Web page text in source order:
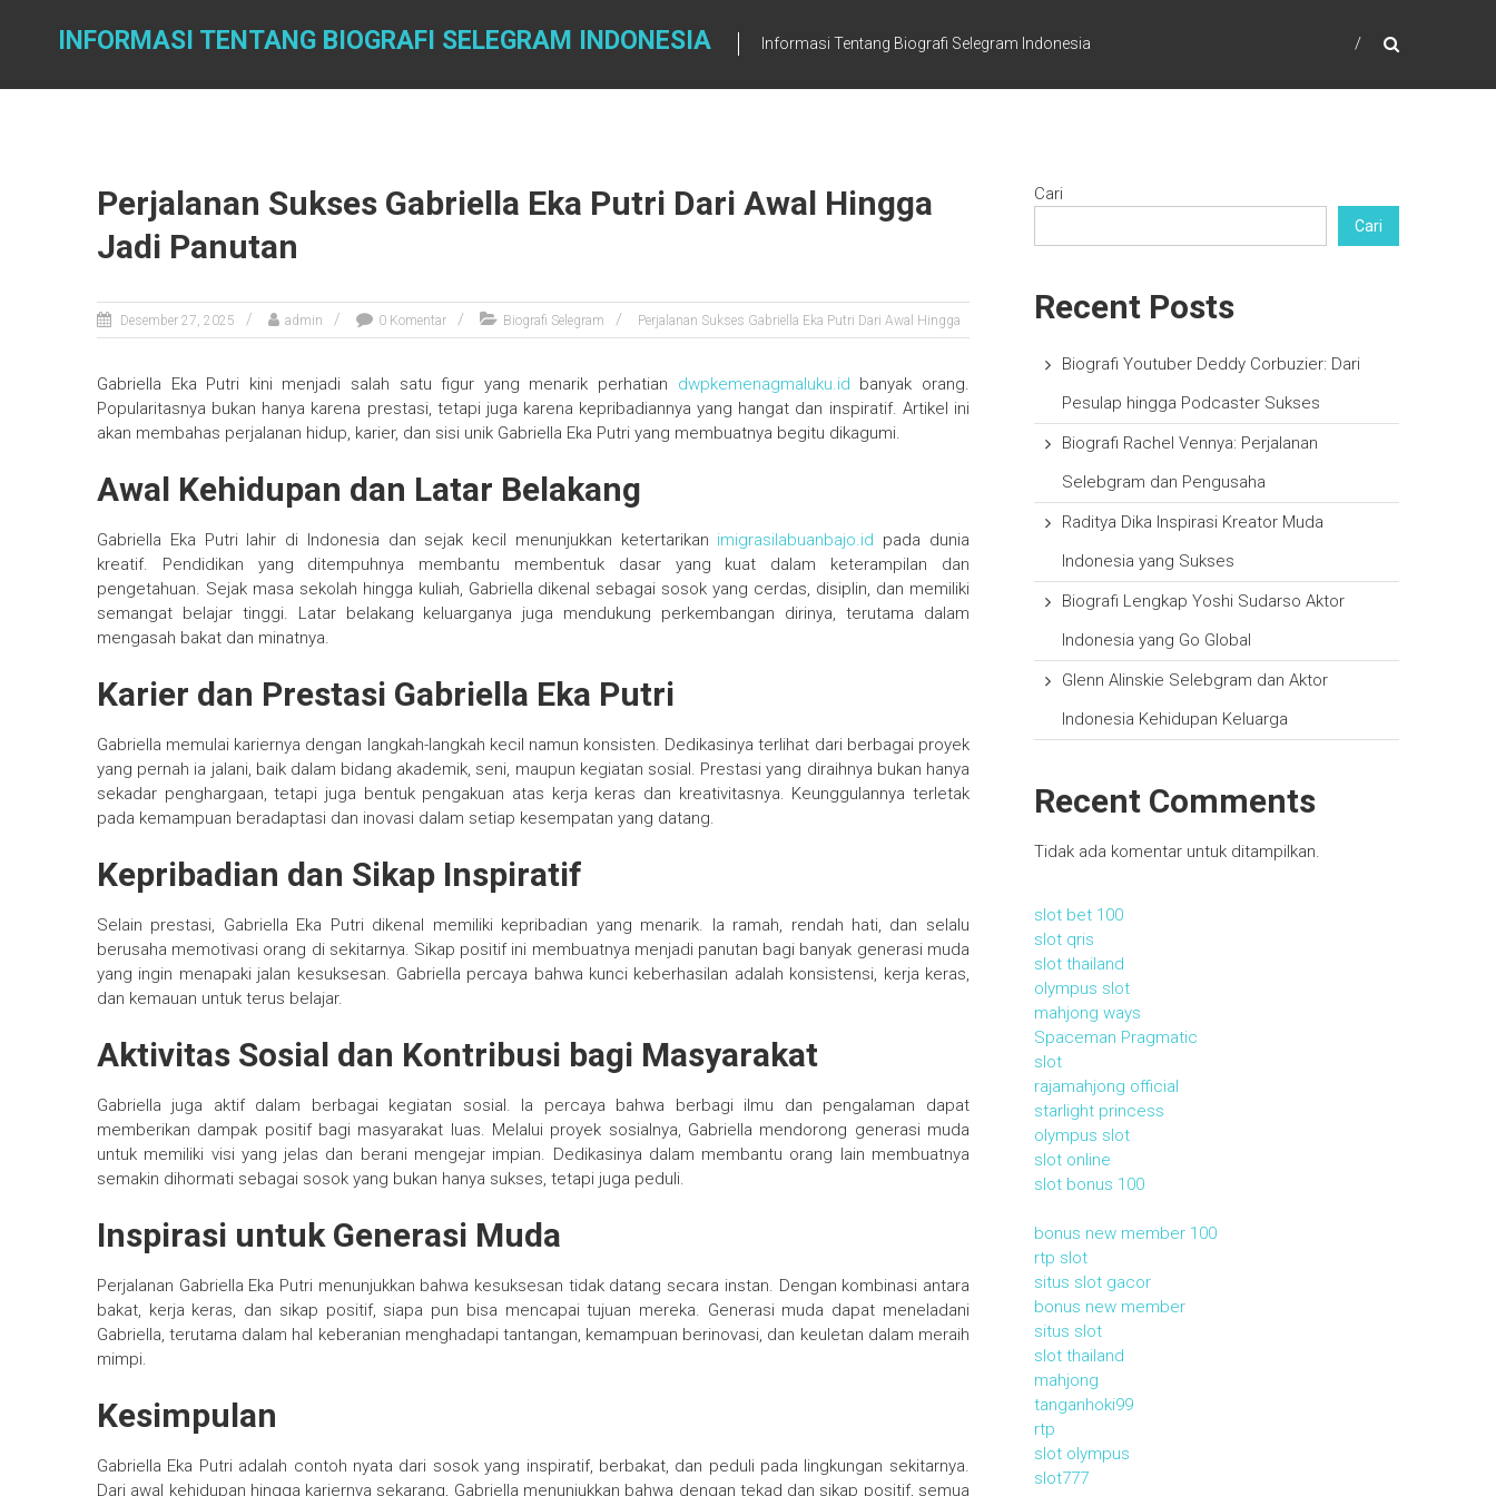
INFORMASI TENTANG BIOGRAFI SELEGRAM INDONESIA Informasi Tentang Biografi Selegram Indonesia
Perjalanan Sukses Gabriella Eka Putri Dari Awal Hingga
Jadi Panutan
Desember 27, 2025 admin 0 Komentar Biografi Selegram Perjalanan Sukses Gabriella Eka Putri Dari Awal Hingga
Gabriella Eka Putri kini menjadi salah satu figur yang menarik perhatian dwpkemenagmaluku.id banyak orang.
Popularitasnya bukan hanya karena prestasi, tetapi juga karena kepribadiannya yang hangat dan inspiratif. Artikel ini
akan membahas perjalanan hidup, karier, dan sisi unik Gabriella Eka Putri yang membuatnya begitu dikagumi.
Awal Kehidupan dan Latar Belakang
Gabriella Eka Putri lahir di Indonesia dan sejak kecil menunjukkan ketertarikan imigrasilabuanbajo.id pada dunia
kreatif. Pendidikan yang ditempuhnya membantu membentuk dasar yang kuat dalam keterampilan dan
pengetahuan. Sejak masa sekolah hingga kuliah, Gabriella dikenal sebagai sosok yang cerdas, disiplin, dan memiliki
semangat belajar tinggi. Latar belakang keluarganya juga mendukung perkembangan dirinya, terutama dalam
mengasah bakat dan minatnya.
Karier dan Prestasi Gabriella Eka Putri
Gabriella memulai kariernya dengan langkah-langkah kecil namun konsisten. Dedikasinya terlihat dari berbagai proyek
yang pernah ia jalani, baik dalam bidang akademik, seni, maupun kegiatan sosial. Prestasi yang diraihnya bukan hanya
sekadar penghargaan, tetapi juga bentuk pengakuan atas kerja keras dan kreativitasnya. Keunggulannya terletak
pada kemampuan beradaptasi dan inovasi dalam setiap kesempatan yang datang.
Kepribadian dan Sikap Inspiratif
Selain prestasi, Gabriella Eka Putri dikenal memiliki kepribadian yang menarik. Ia ramah, rendah hati, dan selalu
berusaha memotivasi orang di sekitarnya. Sikap positif ini membuatnya menjadi panutan bagi banyak generasi muda
yang ingin menapaki jalan kesuksesan. Gabriella percaya bahwa kunci keberhasilan adalah konsistensi, kerja keras,
dan kemauan untuk terus belajar.
Aktivitas Sosial dan Kontribusi bagi Masyarakat
Gabriella juga aktif dalam berbagai kegiatan sosial. Ia percaya bahwa berbagi ilmu dan pengalaman dapat
memberikan dampak positif bagi masyarakat luas. Melalui proyek sosialnya, Gabriella mendorong generasi muda
untuk memiliki visi yang jelas dan berani mengejar impian. Dedikasinya dalam membantu orang lain membuatnya
semakin dihormati sebagai sosok yang bukan hanya sukses, tetapi juga peduli.
Inspirasi untuk Generasi Muda
Perjalanan Gabriella Eka Putri menunjukkan bahwa kesuksesan tidak datang secara instan. Dengan kombinasi antara
bakat, kerja keras, dan sikap positif, siapa pun bisa mencapai tujuan mereka. Generasi muda dapat meneladani
Gabriella, terutama dalam hal keberanian menghadapi tantangan, kemampuan berinovasi, dan keuletan dalam meraih
mimpi.
Kesimpulan
Gabriella Eka Putri adalah contoh nyata dari sosok yang inspiratif, berbakat, dan peduli pada lingkungan sekitarnya.
Dari awal kehidupan hingga kariernya sekarang, Gabriella menunjukkan bahwa dengan tekad dan sikap positif, semua
Cari
Cari
Recent Posts
Biografi Youtuber Deddy Corbuzier: Dari
Pesulap hingga Podcaster Sukses
Biografi Rachel Vennya: Perjalanan
Selebgram dan Pengusaha
Raditya Dika Inspirasi Kreator Muda
Indonesia yang Sukses
Biografi Lengkap Yoshi Sudarso Aktor
Indonesia yang Go Global
Glenn Alinskie Selebgram dan Aktor
Indonesia Kehidupan Keluarga
Recent Comments
Tidak ada komentar untuk ditampilkan.
slot bet 100
slot qris
slot thailand
olympus slot
mahjong ways
Spaceman Pragmatic
slot
rajamahjong official
starlight princess
olympus slot
slot online
slot bonus 100
bonus new member 100
rtp slot
situs slot gacor
bonus new member
situs slot
slot thailand
mahjong
tanganhoki99
rtp
slot olympus
slot777